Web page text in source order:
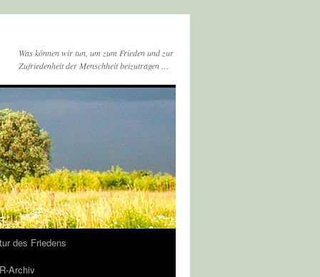
Was können wir tun, um zum Frieden und zur
Zufriedenheit der Menschheit beizutragen …
des Friedens
Archiv